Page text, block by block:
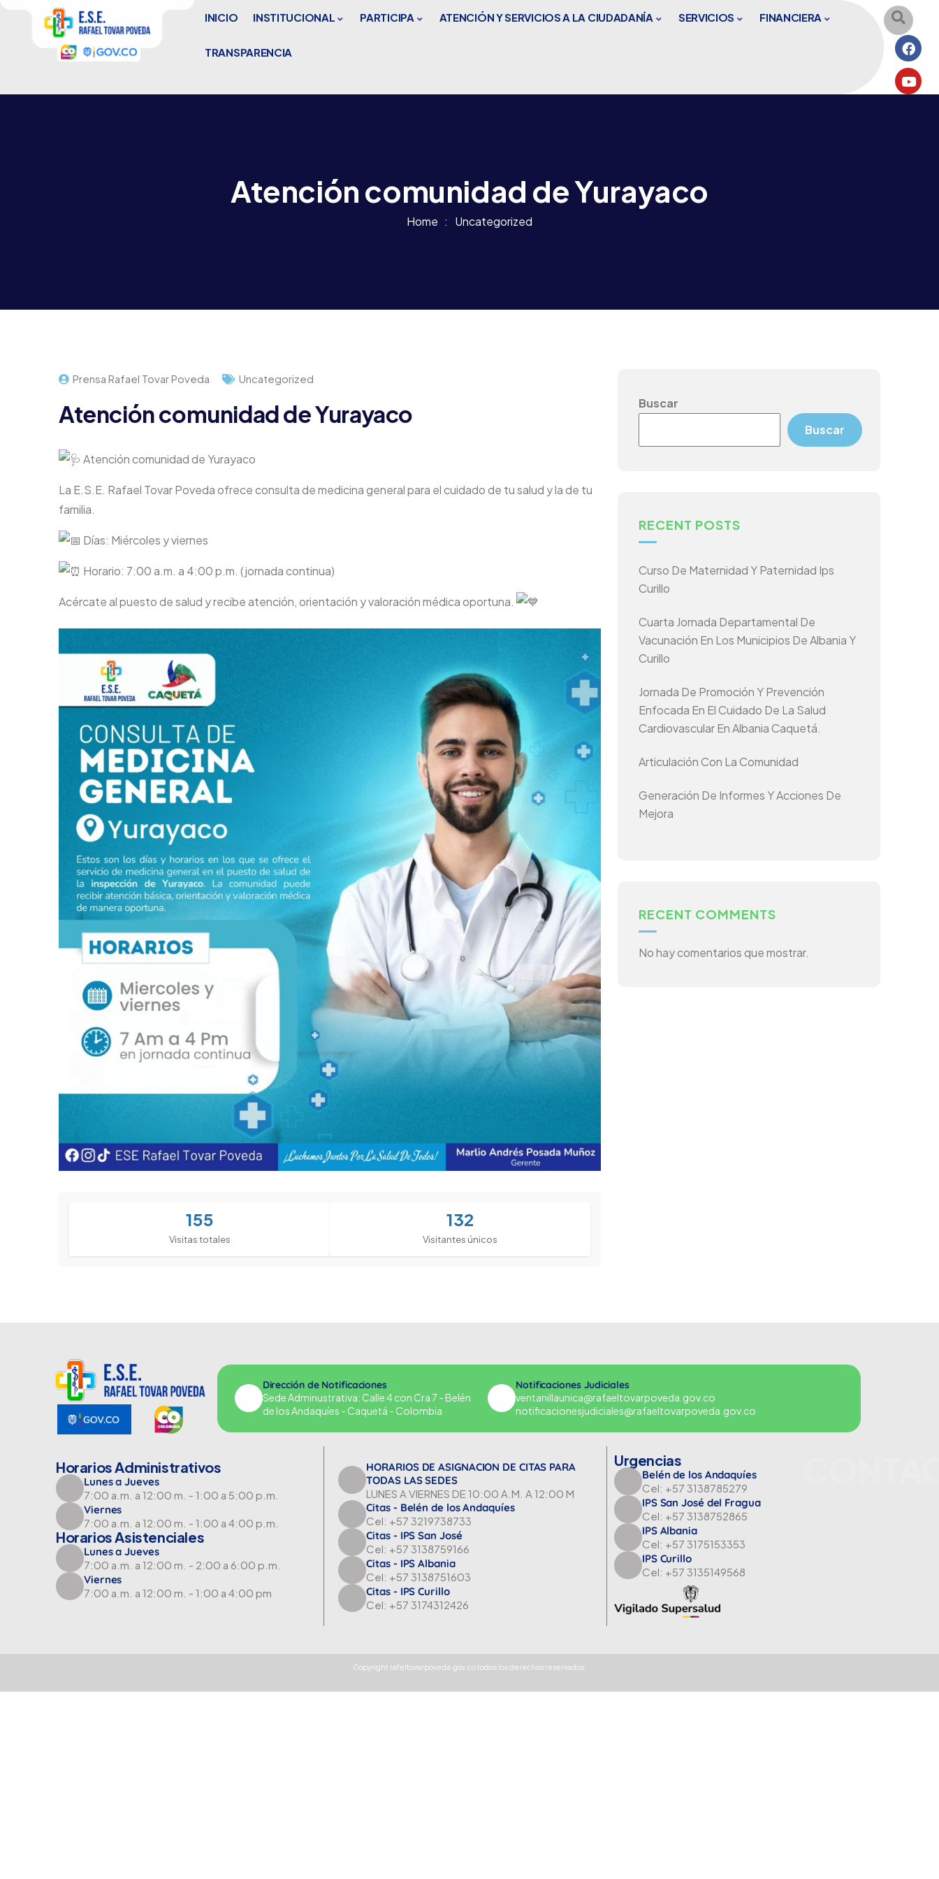
INICIO INSTITUCIONAL PARTICIPA ATENCIÓN Y SERVICIOS A LA CIUDADANÍA SERVICIOS FINANCIERA
TRANSPARENCIA
Atención comunidad de Yurayaco
Home Uncategorized
Prensa Rafael Tovar Poveda Uncategorized
Atención comunidad de Yurayaco
Atención comunidad de Yurayaco
La E.S.E. Rafael Tovar Poveda ofrece consulta de medicina general para el cuidado de tu salud y la de tu
familia.
Días: Miércoles y viernes
Horario: 7:00 a.m. a 4:00 p.m. (jornada continua)
Acércate al puesto de salud y recibe atención, orientación y valoración médica oportuna.
155
Visitas totales
132
Visitantes únicos
Buscar
Buscar
RECENT POSTS
Curso De Maternidad Y Paternidad Ips
Curillo
Cuarta Jornada Departamental De
Vacunación En Los Municipios De Albania Y
Curillo
Jornada De Promoción Y Prevención
Enfocada En El Cuidado De La Salud
Cardiovascular En Albania Caquetá.
Articulación Con La Comunidad
Generación De Informes Y Acciones De
Mejora
RECENT COMMENTS
No hay comentarios que mostrar.
Dirección de Notificaciones
Sede Adminustrativa: Calle 4 con Cra 7 - Belén
de los Andaquíes - Caquetá - Colombia
Notificaciones Judiciales
ventanillaunica@rafaeltovarpoveda.gov.co
notificacionesjudiciales@rafaeltovarpoveda.gov.co
Horarios Administrativos
Lunes a Jueves
7:00 a.m. a 12:00 m. - 1:00 a 5:00 p.m.
Viernes
7:00 a.m. a 12:00 m. - 1:00 a 4:00 p.m.
Horarios Asistenciales
Lunes a Jueves
7:00 a.m. a 12:00 m. - 2:00 a 6:00 p.m.
Viernes
7:00 a.m. a 12:00 m. - 1:00 a 4:00 pm
HORARIOS DE ASIGNACION DE CITAS PARA
TODAS LAS SEDES
LUNES A VIERNES DE 10:00 A.M. A 12:00 M
Citas - Belén de los Andaquíes
Cel: +57 3219738733
Citas - IPS San José
Cel: +57 3138759166
Citas - IPS Albania
Cel: +57 3138751603
Citas - IPS Curillo
Cel: +57 3174312426
Urgencias
Belén de los Andaquíes
Cel: +57 3138785279
IPS San José del Fragua
Cel: +57 3138752865
IPS Albania
Cel: +57 3175153353
IPS Curillo
Cel: +57 3135149568
Copyright rafeltovarpoveda.gov.co todos los derechos reservados.